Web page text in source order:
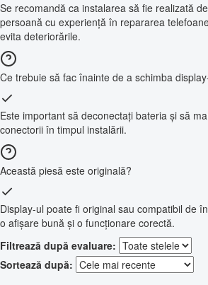
Se recomandă ca instalarea să fie realizată
persoană cu experiență în repararea
evita deteriorările.
Ce trebuie să fac înainte de a schimba
Este important să deconectați bateria și să
conectorii în timpul instalării.
Această piesă este originală?
Display-ul poate fi original sau compatibil de
o afișare bună și o funcționare corectă.
Filtrează după evaluare:
Sortează după: